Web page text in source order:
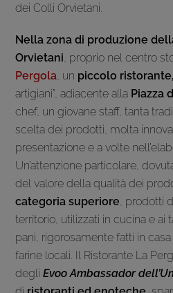
dei Colli Orvietani.
Nella zona di produzione
Orvietani, proprio nel centro
Pergola, un piccolo ristorante,
artigiani”, adiacente alla Piazza
chef, un giovane staff, tanta
scelta dei prodotti, molta
presentazione e a volte
Un’attenzione particolare,
del valore della qualità dei
categoria superiore, prodotti
territorio, utilizzati in cucina e ai
pani, rigorosamente fatti in
farine locali. Il Ristorante La
degliEvoo Ambassador